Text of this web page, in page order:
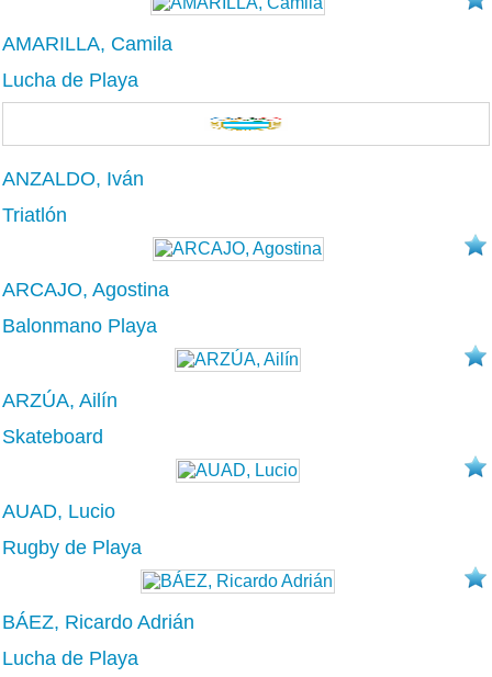
AMARILLA, Camila
Lucha de Playa
ANZALDO, Iván
Triatlón
ARCAJO, Agostina
Balonmano Playa
ARZÚA, Ailín
Skateboard
AUAD, Lucio
Rugby de Playa
BÁEZ, Ricardo Adrián
Lucha de Playa